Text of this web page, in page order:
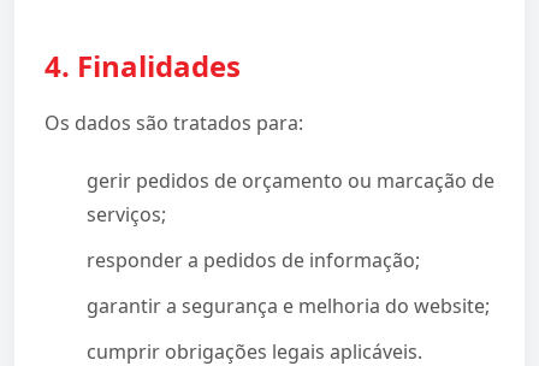
4. Finalidades
Os dados são tratados para:
gerir pedidos de orçamento ou marcação de
serviços;
responder a pedidos de informação;
garantir a segurança e melhoria do website;
cumprir obrigações legais aplicáveis.